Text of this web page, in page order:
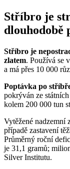
Stříbro je
dlouhodobě
Stříbro je
zlatem. Používá se
a má přes 10 000
Poptávka po
pokrýván ze
kolem 200 000 tun
Vytěžené nadzemní
případě zastavení
Průměrný roční
je 31,1 gramů;
Silver Institutu.